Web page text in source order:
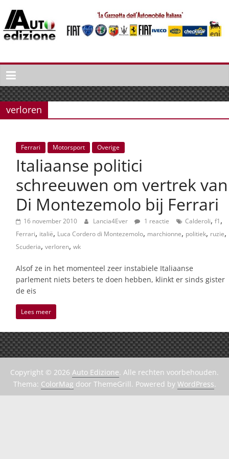
naar
inhoud
Auto
Edizione
La
Gazetta
dell'Automobile
Italiaans
autonieuws
lifestyle
verloren
Ferrari Motorsport Overige
Italiaanse politici
schreeuwen om vertrek van
Di Montezemolo bij Ferrari
16 november 2010 Lancia4Ever 1 reactie Calderoli, f1,
Ferrari, italië, Luca Cordero di Montezemolo, marchionne, politiek, ruzie,
Scuderia, verloren, wk
Alsof ze in het momenteel zeer instabiele Italiaanse
parlement niets beters te doen hebben, klinkt er sinds gister
de eis
Lees meer
Copyright © 2026 Auto Edizione. Alle rechten voorbehouden.
Thema: ColorMag door ThemeGrill. Powered by WordPress.